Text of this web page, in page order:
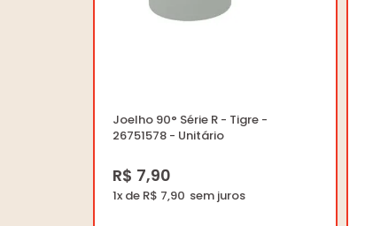
Joelho 90° Série R - Tigre -
26751578 - Unitário
R$ 7,90
1x de R$ 7,90